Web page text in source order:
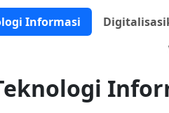
Informasi